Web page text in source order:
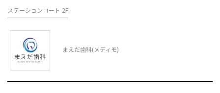
ステーションコート 2F
まえだ歯科(メディモ)